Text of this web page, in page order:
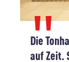
Die
auf Zeit.